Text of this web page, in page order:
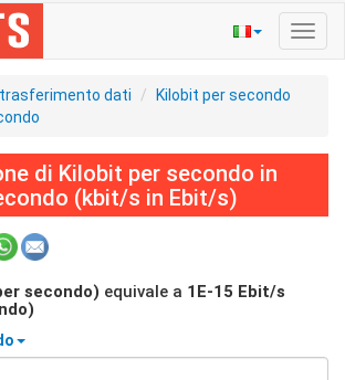
dati
Kilobit per secondo
di Kilobit per secondo in
(kbit/s in Ebit/s)
secondo) equivale a 1E-15 Ebit/s